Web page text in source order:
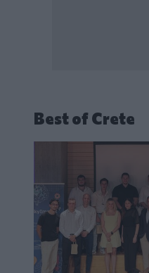
Best of Crete